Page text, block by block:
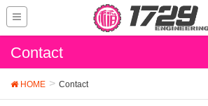
Contact
HOME Contact